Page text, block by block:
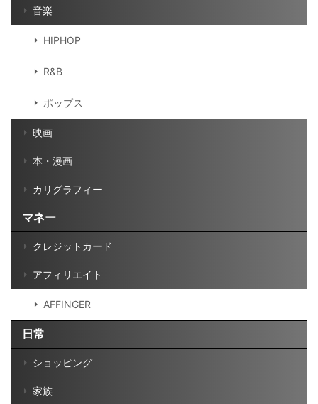
音楽
HIPHOP
R&B
ポップス
映画
本・漫画
カリグラフィー
マネー
クレジットカード
アフィリエイト
AFFINGER
日常
ショッピング
家族